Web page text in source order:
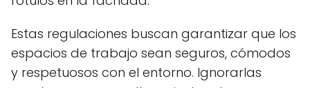
Estas regulaciones buscan garantizar que los
espacios de trabajo sean seguros, cómodos
y respetuosos con el entorno. Ignorarlas